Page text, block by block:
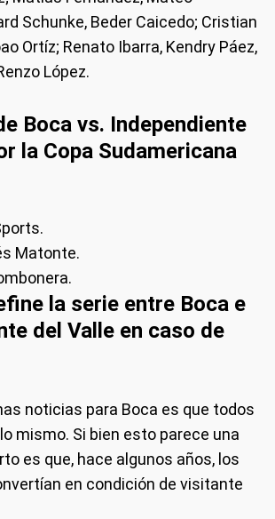
Schunke, Beder Caicedo; Cristian
Ortíz; Renato Ibarra, Kendry Páez,
López.
Boca vs. Independiente
la Copa Sudamericana
Matonte.
la serie entre Boca e
del Valle en caso de
noticias para Boca es que todos
mismo. Si bien esto parece una
es que, hace algunos años, los
en condición de visitante